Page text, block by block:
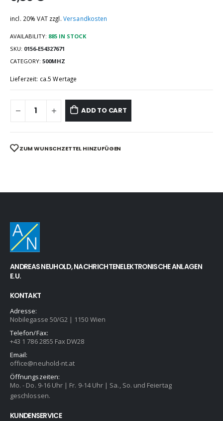
incl. 20% VAT zzgl. Versandkosten
AVAILABILITY: 885 IN STOCK
SKU: 0156-E54327671
CATEGORY: 500MHZ
Lieferzeit: ca.5 Wertage
ADD TO CART
ZUM WUNSCHZETTEL HINZUFÜGEN
ANDREAS NEUHOLD, NACHRICHTENELEKTRONISCHE ANLAGEN
E.U.
KONTAKT
Adresse:
Nobilegasse 50/G2 | 1150 Wien
Telefon/Fax:
+43 1 786 2855 Fax DW28
Email:
office@neuhold-nt.at
Öffnungszeiten:
Mo. - Do. 9-16 Uhr | Fr. 9-14 Uhr | Sa., So. und Feiertag
geschlossen.
KUNDENSERVICE